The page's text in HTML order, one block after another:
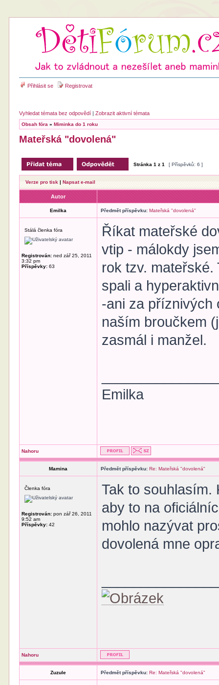
Přihlásit se Registrovat
Vyhledat témata bez odpovědí |Zobrazit aktivní témata
Obsah fóra »Miminka do 1 roku
Mateřská "dovolená"
Stránka1 z1 [ Příspěvků: 6 ]
Verze pro tisk |Napsat e-mail
Autor
Emilka Předmět příspěvku: Mateřská "dovolená"
Stálá členka fóra
Registrován: ned zář 25, 2011
3:32 pm
Příspěvky: 63
Říkat mateřské
vtip - málokdy
rok tzv.
spali a
-ani za příznivých
naším broučkem
zasmál i manžel.
Emilka
Nahoru
Mamina Předmět příspěvku: Re: Mateřská "dovolená"
Členka fóra
Registrován: pon zář 26, 2011
9:52 am
Příspěvky: 42
Tak to souhlasím.
aby to na
mohlo nazývat
dovolená mne
Nahoru
Zuzule Předmět příspěvku: Re: Mateřská "dovolená"